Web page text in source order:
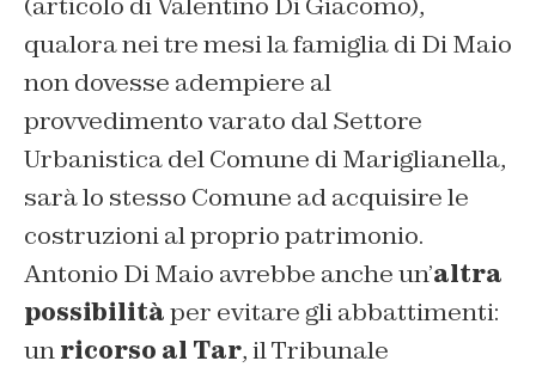
qualora nei tre mesi la famiglia di Di Maio
non dovesse adempiere al
provvedimento varato dal Settore
Urbanistica del Comune di Mariglianella,
sarà lo stesso Comune ad acquisire le
costruzioni al proprio patrimonio.
Antonio Di Maio avrebbe anche un’altra
possibilitàper evitare gli abbattimenti:
unricorso al Tar, il Tribunale